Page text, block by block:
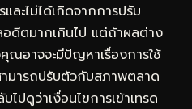
ละไม่ได้เกิดจากการปรับ
อดีตมากเกินไป แต่ถ้าผลต่าง
ณอาจจะมีปัญหาเรื่องการใช้
มารถปรับตัวกับสภาพตลาด
ดูว่าเงื่อนไขการเข้าเทรด